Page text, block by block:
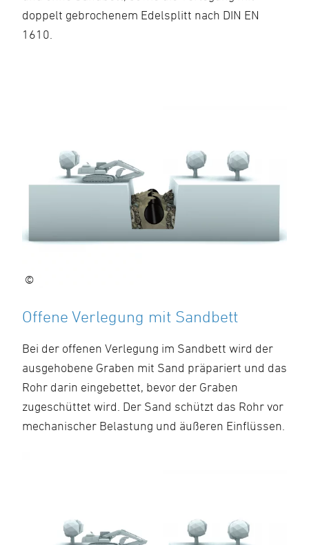
doppelt gebrochenem Edelsplitt nach DIN EN
1610.
©
Offene Verlegung mit Sandbett
Bei der offenen Verlegung im Sandbett wird der
ausgehobene Graben mit Sand präpariert und das
Rohr darin eingebettet, bevor der Graben
zugeschüttet wird. Der Sand schützt das Rohr vor
mechanischer Belastung und äußeren Einflüssen.